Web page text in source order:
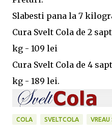
Slabesti pana la 7
Cura Svelt Cola de 2
kg - 109 lei
Cura Svelt Cola de 4
kg - 189 lei.
COLA SVELTCOLA VREAU